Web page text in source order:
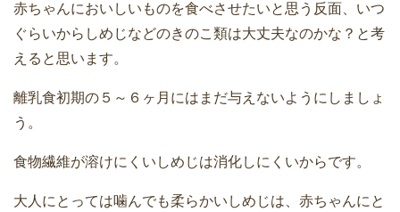
赤ちゃんにおいしいものを食べさせたいと思う反面、いつ
ぐらいからしめじなどのきのこ類は大丈夫なのかな？と考
えると思います。
離乳食初期の５～６ヶ月にはまだ与えないようにしましょ
う。
食物繊維が溶けにくいしめじは消化しにくいからです。
大人にとっては噛んでも柔らかいしめじは、赤ちゃんにと